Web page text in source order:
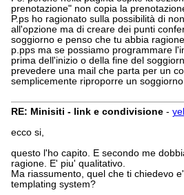
prenotazione" non copia la
P.ps ho ragionato sulla possibilità di
all'opzione ma di creare dei punti
soggiorno e penso che tu abbia
p.pps ma se possiamo programmare
prima dell'inizio o della fine del
prevedere una mail che parta per un
semplicemente riproporre un
RE: Minisiti - link e condivisione-
ecco si,
questo l'ho capito. E secondo me
ragione. E' piu' qualitativo.
Ma riassumento, quel che ti chiedevo
templating system?